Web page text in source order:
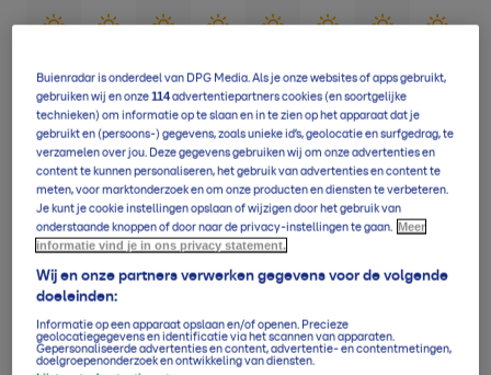
9d 11d 14d 16d 17d 17d 19d
Buienradar is onderdeel van DPG Media. Als je onze websites of apps gebruikt,
gebruiken wij en onze114advertentiepartners cookies (en soortgelijke
technieken) om informatie op te slaan en in te zien op het apparaat dat je
gebruikt en (persoons-) gegevens, zoals unieke id’s, geolocatie en surfgedrag, te
verzamelen over jou. Deze gegevens gebruiken wij om onze advertenties en
content te kunnen personaliseren, het gebruik van advertenties en content te
meten, voor marktonderzoek en om onze producten en diensten te verbeteren.
Je kunt je cookie instellingen opslaan of wijzigen door het gebruik van
onderstaande knoppen of door naar de privacy-instellingen te gaan. Meer
informatie vind je in ons privacy statement.
Wij en onze partners verwerken gegevens voor de volgende
doeleinden:
Informatie op een apparaat opslaan en/of openen. Precieze
geolocatiegegevens en identificatie via het scannen van apparaten.
Gepersonaliseerde advertenties en content, advertentie- en contentmetingen,
doelgroepenonderzoek en ontwikkeling van diensten.